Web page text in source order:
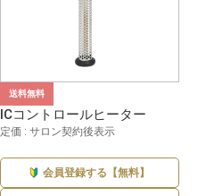
送料無料
ICコントロールヒーター
定価 : サロン契約後表示
会員登録する【無料】